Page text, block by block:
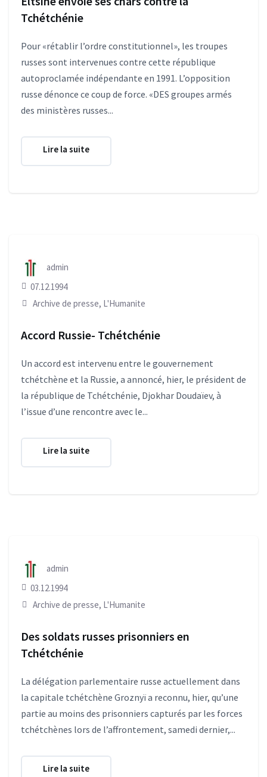
Tchétchénie
Pour «rétablir l’ordre constitutionnel», les troupes
russes sont intervenues contre cette république
autoproclamée indépendante en 1991. L’opposition
russe dénonce ce coup de force. «DES groupes armés
des ministères russes...
Lire la suite
admin
07.12.1994
Archive de presse, L'Humanite
Accord Russie- Tchétchénie
Un accord est intervenu entre le gouvernement
tchétchène et la Russie, a annoncé, hier, le président de
la république de Tchétchénie, Djokhar Doudaïev, à
l’issue d’une rencontre avec le...
Lire la suite
admin
03.12.1994
Archive de presse, L'Humanite
Des soldats russes prisonniers en
Tchétchénie
La délégation parlementaire russe actuellement dans
la capitale tchétchène Groznyï a reconnu, hier, qu’une
partie au moins des prisonniers capturés par les forces
tchétchènes lors de l’affrontement, samedi dernier,...
Lire la suite